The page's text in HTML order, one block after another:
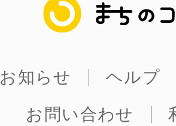
まちのコイン
お知らせ
ヘルプ
お問い合わせ